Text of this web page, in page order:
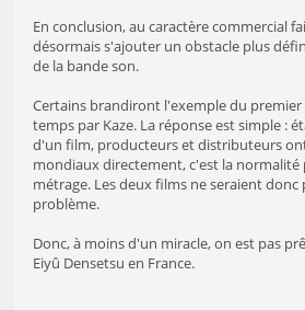
En conclusion, au caractère commercial
désormais s'ajouter un obstacle plus
de la bande son.
Certains brandiront l'exemple du premier
temps par Kaze. La réponse est simple :
d'un film, producteurs et distributeurs
mondiaux directement, c'est la
métrage. Les deux films ne seraient donc
problème.
Donc, à moins d'un miracle, on est pas
Eiyû Densetsu en France.